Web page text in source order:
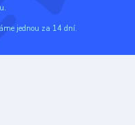
jednou za 14 dní.